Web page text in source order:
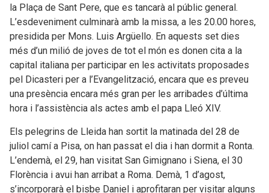
la Plaça de Sant Pere, que es tancarà al públic general.
L’esdeveniment culminarà amb la missa, a les 20.00 hores,
presidida per Mons. Luis Argüello. En aquests set dies
més d’un milió de joves de tot el món es donen cita a la
capital italiana per participar en les activitats proposades
pel Dicasteri per a l’Evangelització, encara que es preveu
una presència encara més gran per les arribades d’última
hora i l’assistència als actes amb el papa Lleó XIV.
Els pelegrins de Lleida han sortit la matinada del 28 de
juliol camí a Pisa, on han passat el dia i han dormit a Ronta.
L’endemà, el 29, han visitat San Gimignano i Siena, el 30
Florència i avui han arribat a Roma. Demà, 1 d’agost,
s’incorporarà el bisbe Daniel i aprofitaran per visitar alguns